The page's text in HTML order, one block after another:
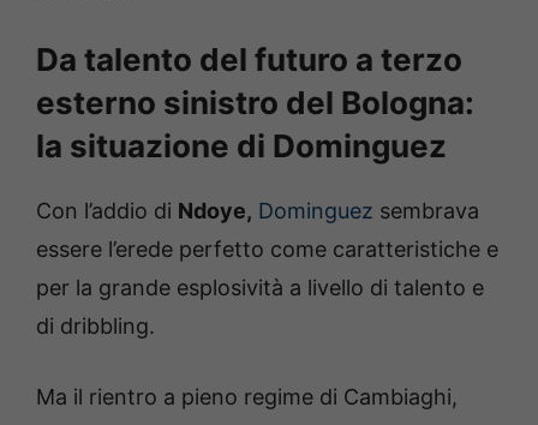
Da talento del futuro a terzo
esterno sinistro del Bologna:
la situazione di Dominguez
Con l’addio di Ndoye, Dominguez sembrava
essere l’erede perfetto come caratteristiche e
per la grande esplosività a livello di talento e
di dribbling.
Ma il rientro a pieno regime di Cambiaghi,